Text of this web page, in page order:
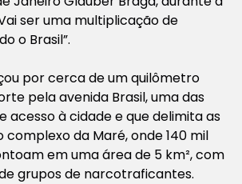
ser uma multiplicação de
o Brasil”.
por cerca de um quilômetro
pela avenida Brasil, uma das
acesso à cidade e que delimita as
complexo da Maré, onde 140 mil
em uma área de 5 km², com
grupos de narcotraficantes.